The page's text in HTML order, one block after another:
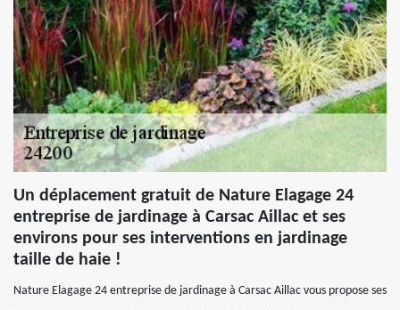
Un déplacement gratuit de Nature Elagage 24
entreprise de jardinage à Carsac Aillac et ses
environs pour ses interventions en jardinage
taille de haie !
Nature Elagage 24 entreprise de jardinage à Carsac Aillac vous propose ses